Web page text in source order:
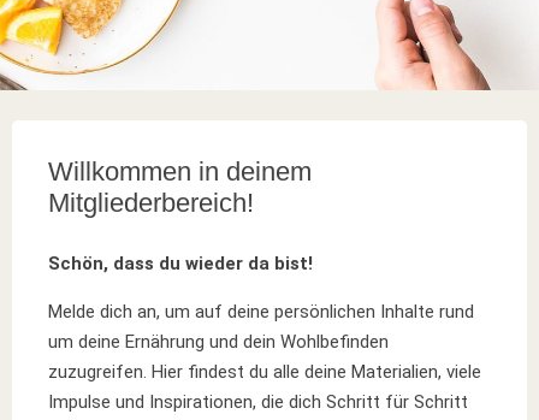
Willkommen in deinem
Mitgliederbereich!
Schön, dass du wieder da bist!
Melde dich an, um auf deine persönlichen Inhalte rund
um deine Ernährung und dein Wohlbefinden
zuzugreifen. Hier findest du alle deine Materialien, viele
Impulse und Inspirationen, die dich Schritt für Schritt